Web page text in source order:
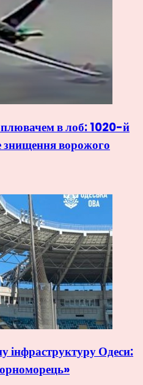
в лоб: 1020-й
знищення ворожого
інфраструктуру Одеси: